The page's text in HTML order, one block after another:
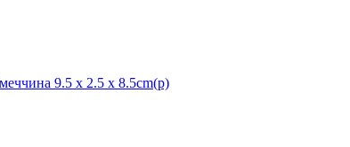
9.5 x 2.5 x 8.5cm(р)